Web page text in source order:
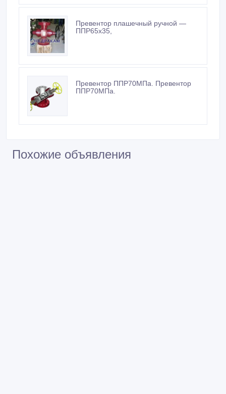
Превентор плашечный ручной —
ППР65х35,
Превентор ППР70МПа. Превентор
ППР70МПа.
Похожие объявления